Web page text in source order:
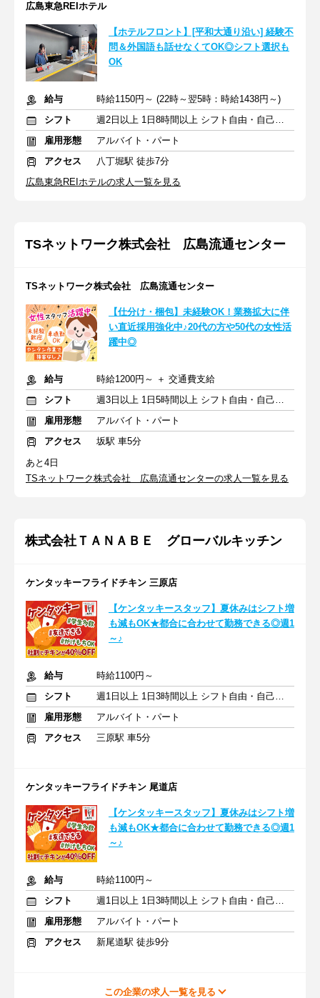
広島東急REIホテル
【ホテルフロント】[平和大通り沿い] 経験不
問＆外国語も話せなくてOK◎シフト選択も
OK
給与
時給1150円～ (22時～翌5時：時給1438円～)
シフト
週2日以上 1日8時間以上 シフト自由・自己申告
雇用形態
アルバイト・パート
アクセス
八丁堀駅 徒歩7分
広島東急REIホテルの求人一覧を見る
TSネットワーク株式会社 広島流通センター
TSネットワーク株式会社 広島流通センター
【仕分け・梱包】未経験OK！業務拡大に伴
い直近採用強化中♪20代の方や50代の女性活
躍中◎
給与
時給1200円～ ＋ 交通費支給
シフト
週3日以上 1日5時間以上 シフト自由・自己申告
雇用形態
アルバイト・パート
アクセス
坂駅 車5分
あと4日
TSネットワーク株式会社 広島流通センターの求人一覧を見る
株式会社ＴＡＮＡＢＥ グローバルキッチン
ケンタッキーフライドチキン 三原店
【ケンタッキースタッフ】夏休みはシフト増
も減もOK★都合に合わせて勤務できる◎週1
～♪
給与
時給1100円～
シフト
週1日以上 1日3時間以上 シフト自由・自己申告
雇用形態
アルバイト・パート
アクセス
三原駅 車5分
ケンタッキーフライドチキン 尾道店
【ケンタッキースタッフ】夏休みはシフト増
も減もOK★都合に合わせて勤務できる◎週1
～♪
給与
時給1100円～
シフト
週1日以上 1日3時間以上 シフト自由・自己申告
雇用形態
アルバイト・パート
アクセス
新尾道駅 徒歩9分
この企業の求人一覧を見る